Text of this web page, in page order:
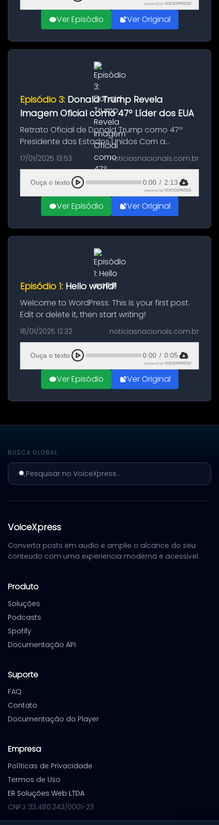
powered by VOICEXPRESS
Ver Episódio Ver Original
Episódio 3: Donald Trump Revela
Imagem Oficial como 47º Líder dos EUA
Retrato Oficial de Donald Trump como 47º
Presidente dos Estados Unidos Com a
cerimônia de posse se aproximando
rapidamente, marcada para a próxima
segunda-feira (20), a equipe de transição de
Donald T...
17/01/2025 13:53 noticiasnacionais.com.br
Ouça o texto 0:00 / 2:13
powered by VOICEXPRESS
Ver Episódio Ver Original
Episódio 1: Hello world!
Welcome to WordPress. This is your first post.
Edit or delete it, then start writing!
16/01/2025 12:32 noticiasnacionais.com.br
Ouça o texto 0:00 / 0:05
powered by VOICEXPRESS
Ver Episódio Ver Original
BUSCA GLOBAL
Pesquisar no VoiceXpress...
VoiceXpress
Converta posts em audio e amplie o alcance do seu
conteudo com uma experiencia moderna e acessivel.
Produto
Soluções
Podcasts
Spotify
Documentação API
Suporte
FAQ
Contato
Documentação do Player
Empresa
Políticas de Privacidade
Termos de Uso
ER Soluções Web LTDA
CNPJ: 33.480.243/0001-23